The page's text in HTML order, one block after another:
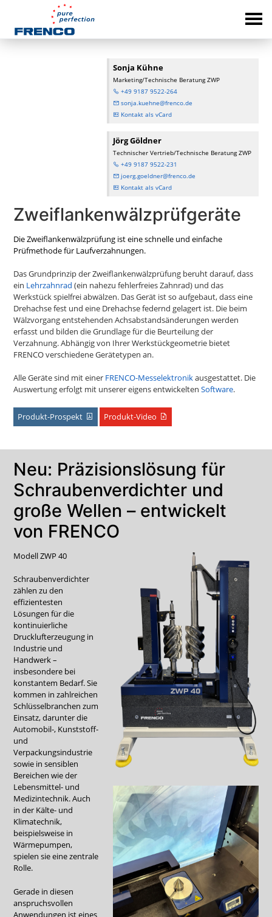
Sonja Kühne
Marketing/Technische Beratung ZWP
+49 9187 9522-264
sonja.kuehne@frenco.de
Kontakt als vCard
Jörg Göldner
Technischer Vertrieb/Technische Beratung ZWP
+49 9187 9522-231
joerg.goeldner@frenco.de
Kontakt als vCard
Zweiflankenwälzprüfgeräte
Die Zweiflankenwälzprüfung ist eine schnelle und einfache
Prüfmethode für Laufverzahnungen.
Das Grundprinzip der Zweiflankenwälzprüfung beruht darauf, dass
ein Lehrzahnrad (ein nahezu fehlerfreies Zahnrad) und das
Werkstück spielfrei abwälzen. Das Gerät ist so aufgebaut, dass eine
Drehachse fest und eine Drehachse federnd gelagert ist. Die beim
Wälzvorgang entstehenden Achsabstandsänderungen werden
erfasst und bilden die Grundlage für die Beurteilung der
Verzahnung. Abhängig von Ihrer Werkstückgeometrie bietet
FRENCO verschiedene Gerätetypen an.
Alle Geräte sind mit einer FRENCO-Messelektronikausgestattet. Die
Auswertung erfolgt mit unserer eigens entwickeltenSoftware.
Produkt-Prospekt Produkt-Video
Neu: Präzisionslösung für
Schraubenverdichter und
große Wellen – entwickelt
von FRENCO
Modell ZWP 40
Schraubenverdichter
zählen zu den
effizientesten
Lösungen für die
kontinuierliche
Drucklufterzeugung in
Industrie und
Handwerk –
insbesondere bei
konstantem Bedarf. Sie
kommen in zahlreichen
Schlüsselbranchen zum
Einsatz, darunter die
Automobil-, Kunststoff-
und
Verpackungsindustrie
sowie in sensiblen
Bereichen wie der
Lebensmittel- und
Medizintechnik. Auch
in der Kälte- und
Klimatechnik,
beispielsweise in
Wärmepumpen,
spielen sie eine zentrale
Rolle.
Gerade in diesen
anspruchsvollen
Anwendungen ist eines